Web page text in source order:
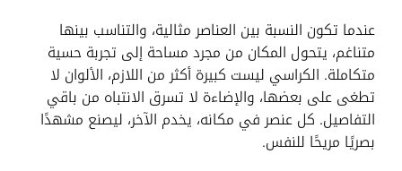
عندما تكون النسبة بين العناصر مثالية، والتناسب بينها
متناغم، يتحول المكان من مجرد مساحة إلى تجربة حسية
متكاملة. الكراسي ليست كبيرة أكثر من اللازم، الألوان لا
تطغى على بعضها، والإضاءة لا تسرق الانتباه من باقي
التفاصيل. كل عنصر في مكانه، يخدم الآخر، ليصنع مشهدًا
بصريًا مريحًا للنفس.